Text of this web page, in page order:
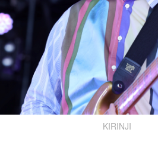
KIRINJI